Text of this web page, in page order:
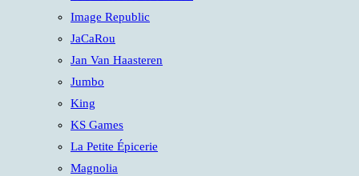
Image Republic
JaCaRou
Jan Van Haasteren
Jumbo
King
KS Games
La Petite Épicerie
Magnolia